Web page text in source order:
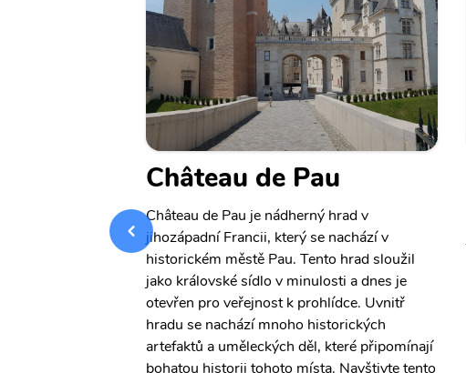
Château de Pau
Château de Pau je nádherný hrad v
jihozápadní Francii, který se nachází v
historickém městě Pau. Tento hrad sloužil
jako královské sídlo v minulosti a dnes je
otevřen pro veřejnost k prohlídce. Uvnitř
hradu se nachází mnoho historických
artefaktů a uměleckých děl, které připomínají
bohatou historii tohoto místa. Navštivte tento